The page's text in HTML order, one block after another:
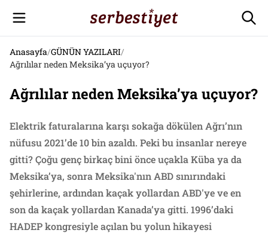
Anasayfa/GÜNÜN YAZILARI/
Ağrılılar neden Meksika’ya uçuyor?
Ağrılılar neden Meksika’ya uçuyor?
Elektrik faturalarına karşı sokağa dökülen Ağrı’nın
nüfusu 2021’de 10 bin azaldı. Peki bu insanlar nereye
gitti? Çoğu genç birkaç bini önce uçakla Küba ya da
Meksika’ya, sonra Meksika'nın ABD sınırındaki
şehirlerine, ardından kaçak yollardan ABD'ye ve en
son da kaçak yollardan Kanada’ya gitti. 1996’daki
HADEP kongresiyle açılan bu yolun hikayesi